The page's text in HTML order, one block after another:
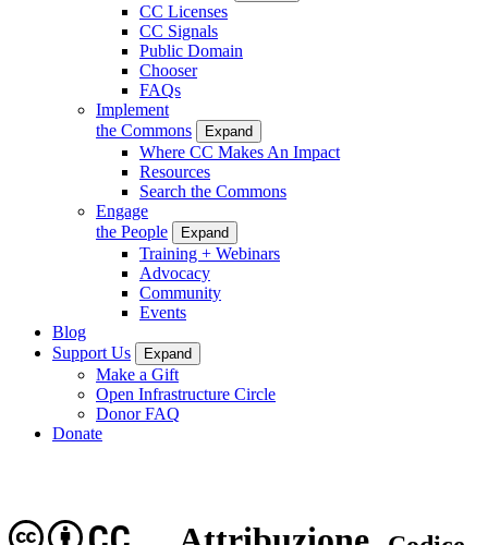
CC Licenses
CC Signals
Public Domain
Chooser
FAQs
Implement
the Commons
Expand
Where CC Makes An Impact
Resources
Search the Commons
Engage
the People
Expand
Training + Webinars
Advocacy
Community
Events
Blog
Support Us
Expand
Make a Gift
Open Infrastructure Circle
Donor FAQ
Donate